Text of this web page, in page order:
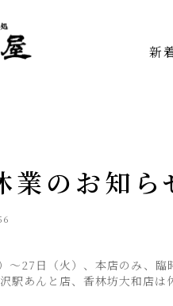
新
業のお知
～27日（火）、本店のみ、
駅あんと店、香林坊大和店